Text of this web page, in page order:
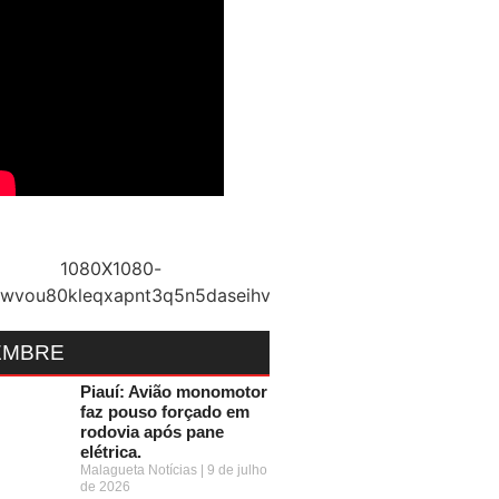
Piauí: Avião monomotor
faz pouso forçado em
rodovia após pane
elétrica.
Malagueta Notícias
9 de julho
de 2026